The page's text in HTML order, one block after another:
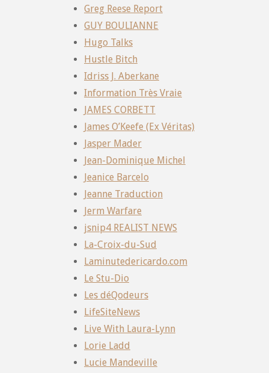
Greg Reese Report
GUY BOULIANNE
Hugo Talks
Hustle Bitch
Idriss J. Aberkane
Information Très Vraie
JAMES CORBETT
James O’Keefe (Ex Véritas)
Jasper Mader
Jean-Dominique Michel
Jeanice Barcelo
Jeanne Traduction
Jerm Warfare
jsnip4 REALIST NEWS
La-Croix-du-Sud
Laminutedericardo.com
Le Stu-Dio
Les déQodeurs
LifeSiteNews
Live With Laura-Lynn
Lorie Ladd
Lucie Mandeville